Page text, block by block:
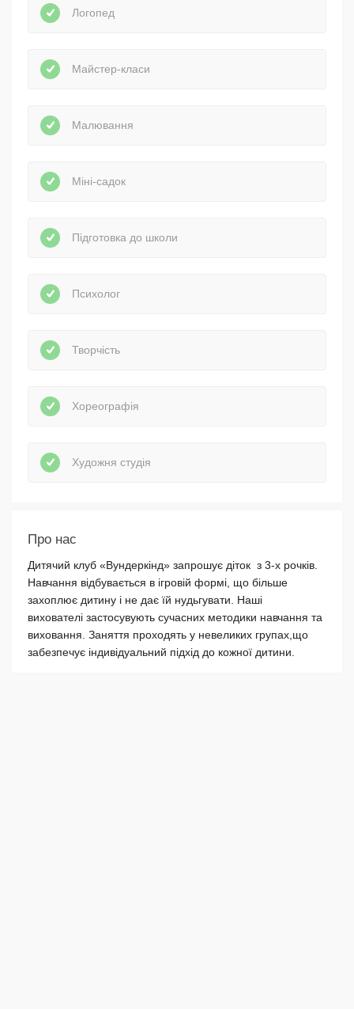
Логопед
Майстер-класи
Малювання
Міні-садок
Підготовка до школи
Психолог
Творчість
Хореографія
Художня студія
Про нас
Дитячий клуб «Вундеркінд» запрошує діток з 3-х рочків.
Навчання відбувається в ігровій формі, що більше
захоплює дитину і не дає їй нудьгувати. Наші
вихователі застосувують сучасних методики навчання та
виховання. Заняття проходять у невеликих групах,що
забезпечує індивідуальний підхід до кожної дитини.